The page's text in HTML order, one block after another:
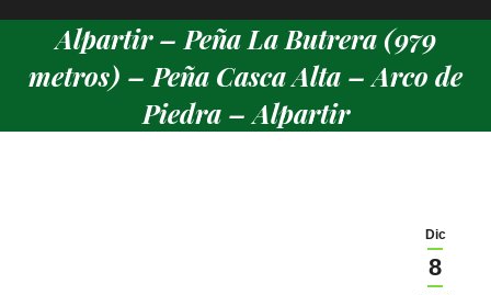
Alpartir – Peña La Butrera (979
metros) – Peña Casca Alta – Arco de
Piedra – Alpartir
Dic
8